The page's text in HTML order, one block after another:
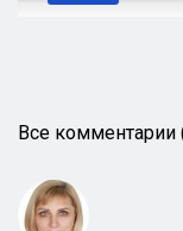
Все комментарии